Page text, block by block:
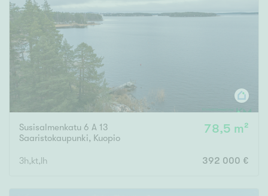
Hinta
000
Asuinpinta-ala
Susisalmenkatu 6 A 13
Saaristokaupunki, Kuopio
78,5 m²
3h,kt,lh 392 000 €